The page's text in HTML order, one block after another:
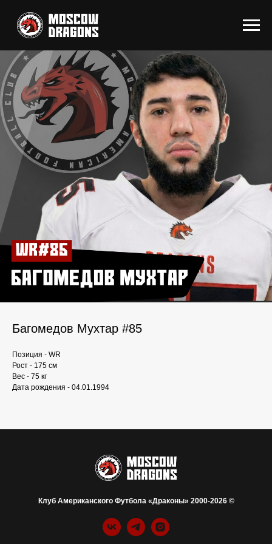
Багомедов Мухтар #85
Позиция - WR
Рост - 175 см
Вес - 75 кг
Дата рождения - 04.01.1994
Клуб Американского Футбола «Драконы» 2000-2026 ©